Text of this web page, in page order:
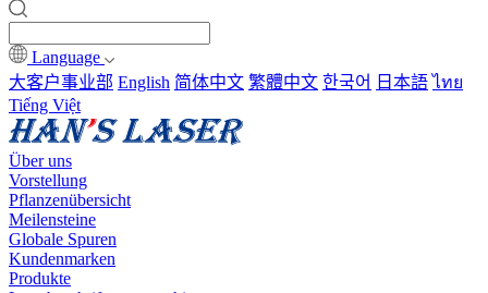
Language
大客户事业部 English 简体中文 繁體中文 한국어 日本語 ไทย
Tiếng Việt
Über uns
Vorstellung
Pflanzenübersicht
Meilensteine
Globale Spuren
Kundenmarken
Produkte